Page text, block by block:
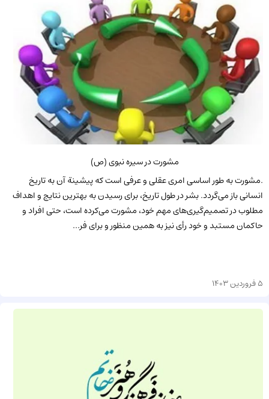
مشورت در سیره نبوی (ص)
.مشورت به طور اساسی امری عقلی و عرفی است که پیشینة آن به تاریخ
انسانی باز می‌گردد. بشر در طول تاریخ، برای رسیدن به بهترین نتایج و اهداف
مطلوب در تصمیم‌گیری‌های مهم خود، مشورت می‌کرده است، حتی افراد و
حاکمان مستبد و خود رأی نیز به همین منظور و برای فر...
5 فروردین 1403